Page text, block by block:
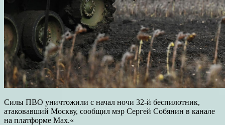
Силы ПВО уничтожили с начал ночи 32-й беспилотник,
атаковавший Москву, сообщил мэр Сергей Собянин в канале
на платформе Max.«